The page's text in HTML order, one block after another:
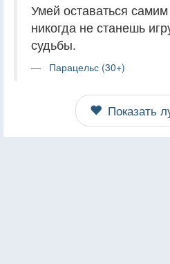
Умей оставаться
никогда не станешь
судьбы.
Парацельс (30+)
Показать